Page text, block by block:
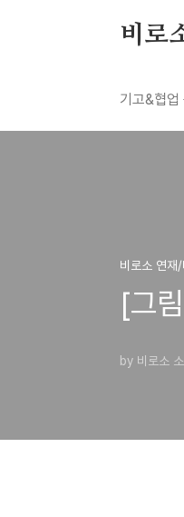
비로
기고&협업
비로소 연재
[그
by 비로소